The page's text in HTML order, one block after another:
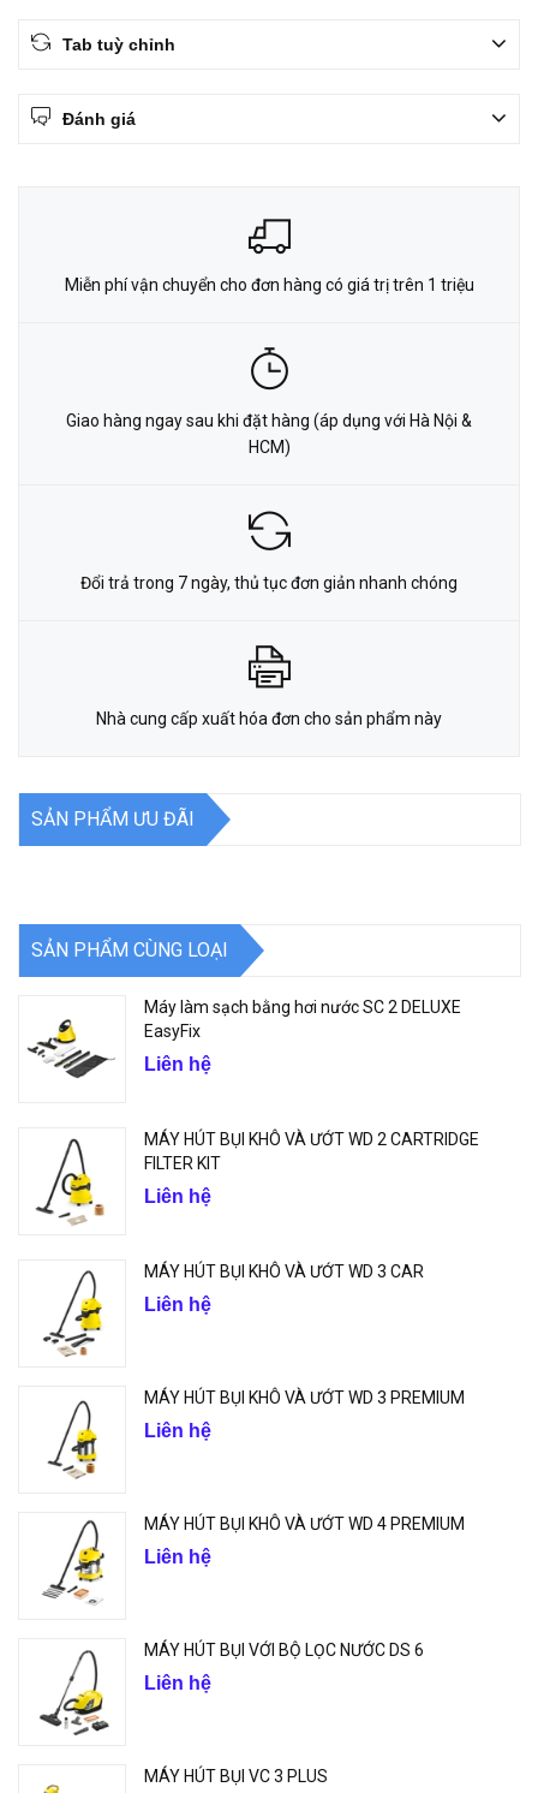
Tab tuỳ chỉnh
Đánh giá
Miễn phí vận chuyển cho đơn hàng có giá trị trên 1 triệu
Giao hàng ngay sau khi đặt hàng (áp dụng với Hà Nội &
HCM)
Đổi trả trong 7 ngày, thủ tục đơn giản nhanh chóng
Nhà cung cấp xuất hóa đơn cho sản phẩm này
SẢN PHẨM ƯU ĐÃI
SẢN PHẨM CÙNG LOẠI
Máy làm sạch bằng hơi nước SC 2 DELUXE
EasyFix
Liên hệ
MÁY HÚT BỤI KHÔ VÀ ƯỚT WD 2 CARTRIDGE
FILTER KIT
Liên hệ
MÁY HÚT BỤI KHÔ VÀ ƯỚT WD 3 CAR
Liên hệ
MÁY HÚT BỤI KHÔ VÀ ƯỚT WD 3 PREMIUM
Liên hệ
MÁY HÚT BỤI KHÔ VÀ ƯỚT WD 4 PREMIUM
Liên hệ
MÁY HÚT BỤI VỚI BỘ LỌC NƯỚC DS 6
Liên hệ
MÁY HÚT BỤI VC 3 PLUS